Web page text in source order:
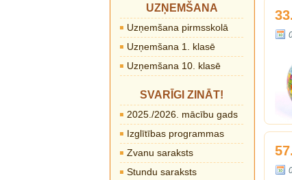
UZŅEMŠANA
Uzņemšana pirmsskolā
Uzņemšana 1. klasē
Uzņemšana 10. klasē
SVARĪGI ZINĀT!
2025./2026. mācību gads
Izglītības programmas
Zvanu saraksts
Stundu saraksts